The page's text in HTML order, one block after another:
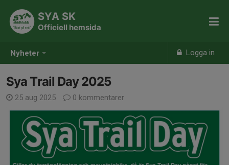
Nyheter Logga in
SYA SK
Officiell hemsida
Sya Trail Day 2025
25 aug 2025 0 kommentarer